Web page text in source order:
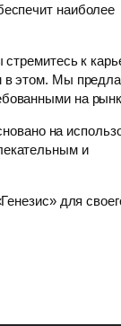
наиболее
к
в этом. Мы
на
на
и
для